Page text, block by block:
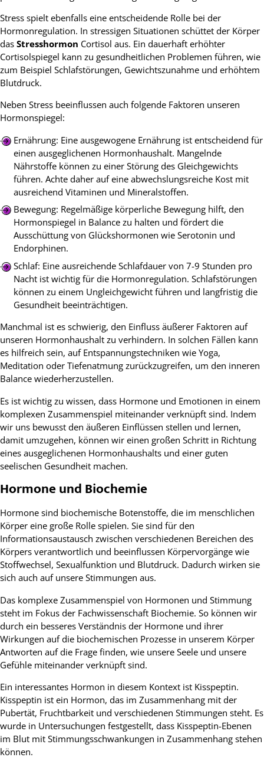
Stress spielt ebenfalls eine entscheidende Rolle bei der
Hormonregulation. In stressigen Situationen schüttet der Körper
das Stresshormon Cortisol aus. Ein dauerhaft erhöhter
Cortisolspiegel kann zu gesundheitlichen Problemen führen, wie
zum Beispiel Schlafstörungen, Gewichtszunahme und erhöhtem
Blutdruck.
Neben Stress beeinflussen auch folgende Faktoren unseren
Hormonspiegel:
Ernährung: Eine ausgewogene Ernährung ist entscheidend für
einen ausgeglichenen Hormonhaushalt. Mangelnde
Nährstoffe können zu einer Störung des Gleichgewichts
führen. Achte daher auf eine abwechslungsreiche Kost mit
ausreichend Vitaminen und Mineralstoffen.
Bewegung: Regelmäßige körperliche Bewegung hilft, den
Hormonspiegel in Balance zu halten und fördert die
Ausschüttung von Glückshormonen wie Serotonin und
Endorphinen.
Schlaf: Eine ausreichende Schlafdauer von 7-9 Stunden pro
Nacht ist wichtig für die Hormonregulation. Schlafstörungen
können zu einem Ungleichgewicht führen und langfristig die
Gesundheit beeinträchtigen.
Manchmal ist es schwierig, den Einfluss äußerer Faktoren auf
unseren Hormonhaushalt zu verhindern. In solchen Fällen kann
es hilfreich sein, auf Entspannungstechniken wie Yoga,
Meditation oder Tiefenatmung zurückzugreifen, um den inneren
Balance wiederherzustellen.
Es ist wichtig zu wissen, dass Hormone und Emotionen in einem
komplexen Zusammenspiel miteinander verknüpft sind. Indem
wir uns bewusst den äußeren Einflüssen stellen und lernen,
damit umzugehen, können wir einen großen Schritt in Richtung
eines ausgeglichenen Hormonhaushalts und einer guten
seelischen Gesundheit machen.
Hormone und Biochemie
Hormone sind biochemische Botenstoffe, die im menschlichen
Körper eine große Rolle spielen. Sie sind für den
Informationsaustausch zwischen verschiedenen Bereichen des
Körpers verantwortlich und beeinflussen Körpervorgänge wie
Stoffwechsel, Sexualfunktion und Blutdruck. Dadurch wirken sie
sich auch auf unsere Stimmungen aus.
Das komplexe Zusammenspiel von Hormonen und Stimmung
steht im Fokus der Fachwissenschaft Biochemie. So können wir
durch ein besseres Verständnis der Hormone und ihrer
Wirkungen auf die biochemischen Prozesse in unserem Körper
Antworten auf die Frage finden, wie unsere Seele und unsere
Gefühle miteinander verknüpft sind.
Ein interessantes Hormon in diesem Kontext ist Kisspeptin.
Kisspeptin ist ein Hormon, das im Zusammenhang mit der
Pubertät, Fruchtbarkeit und verschiedenen Stimmungen steht. Es
wurde in Untersuchungen festgestellt, dass Kisspeptin-Ebenen
im Blut mit Stimmungsschwankungen in Zusammenhang stehen
können.